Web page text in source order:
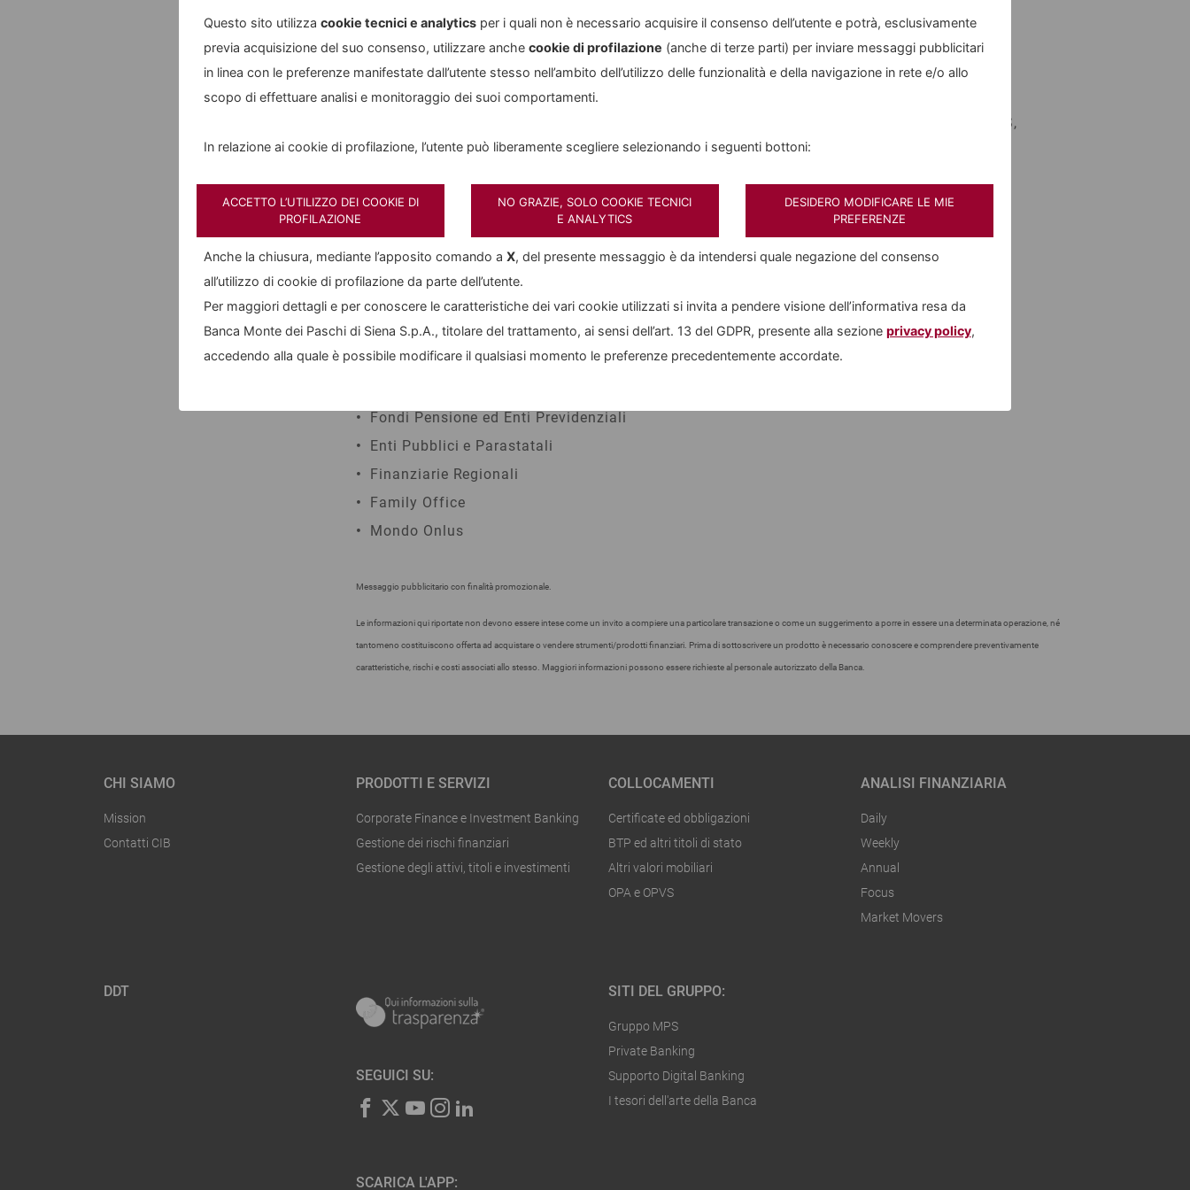
Emissioniad hoc (sia per tipologia emittente che per profilo cedolare)
"Minibond"
(opzioni su BTP, CDS,
opzioni/termini su FX).
Clientela di riferimento
Le principali tipologie di clientela di riferimento sono:
Corporate
Cooperative
Consorzi Fidi
Fondi Pensione ed Enti Previdenziali
Enti Pubblici e Parastatali
Finanziarie Regionali
Family Office
Mondo Onlus
Messaggio pubblicitario con finalità promozionale.
Le informazioni qui riportate non devono essere intese come un invito a compiere una particolare transazione o come un suggerimento a porre in essere una determinata operazione, né
tantomeno costituiscono offerta ad acquistare o vendere strumenti/prodotti finanziari. Prima di sottoscrivere un prodotto è necessario conoscere e comprendere preventivamente
caratteristiche, rischi e costi associati allo stesso. Maggiori informazioni possono essere richieste al personale autorizzato della Banca.
CHI SIAMO
Mission
Contatti CIB
PRODOTTI E SERVIZI
Corporate Finance e Investment Banking
Gestione dei rischi finanziari
Gestione degli attivi, titoli e investimenti
COLLOCAMENTI
Certificate ed obbligazioni
BTP ed altri titoli di stato
Altri valori mobiliari
OPA e OPVS
ANALISI FINANZIARIA
Daily
Weekly
Annual
Focus
Market Movers
DDT
SEGUICI SU:
SCARICA L'APP:
SITI DEL GRUPPO:
Gruppo MPS
Private Banking
Supporto Digital Banking
I tesori dell'arte della Banca
Questo sito utilizza cookie tecnici e analyticsper i quali non è necessario acquisire il consenso dell’utente e potrà, esclusivamente
previa acquisizione del suo consenso, utilizzare anche cookie di profilazione (anche di terze parti) per inviare messaggi pubblicitari
in linea con le preferenze manifestate dall’utente stesso nell’ambito dell’utilizzo delle funzionalità e della navigazione in rete e/o allo
scopo di effettuare analisi e monitoraggio dei suoi comportamenti.
In relazione ai cookie di profilazione, l’utente può liberamente scegliere selezionando i seguenti bottoni:
ACCETTO L’UTILIZZO DEI COOKIE DI
PROFILAZIONE
NO GRAZIE, SOLO COOKIE TECNICI
E ANALYTICS
DESIDERO MODIFICARE LE MIE
PREFERENZE
Anche la chiusura, mediante l’apposito comando a X, del presente messaggio è da intendersi quale negazione del consenso
all’utilizzo di cookie di profilazione da parte dell’utente.
Per maggiori dettagli e per conoscere le caratteristiche dei vari cookie utilizzati si invita a pendere visione dell’informativa resa da
Banca Monte dei Paschi di Siena S.p.A., titolare del trattamento, ai sensi dell’art. 13 del GDPR, presente alla sezione privacy policy,
accedendo alla quale è possibile modificare il qualsiasi momento le preferenze precedentemente accordate.